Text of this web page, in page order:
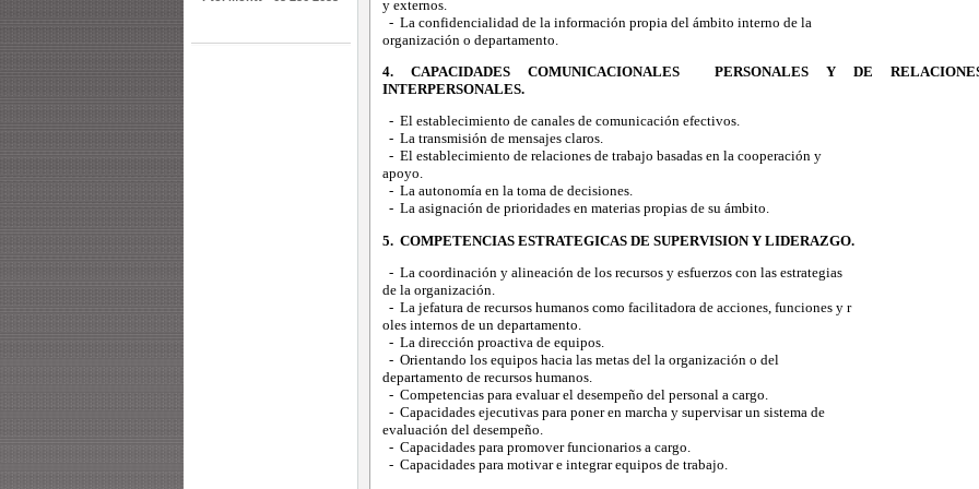
y externos.
- La confidencialidad de la información propia del ámbito interno de la
organización o departamento.
4. CAPACIDADES COMUNICACIONALES PERSONALES Y DE
INTERPERSONALES.
- El establecimiento de canales de comunicación efectivos.
- La transmisión de mensajes claros.
- El establecimiento de relaciones de trabajo basadas en la cooperación y
apoyo.
- La autonomía en la toma de decisiones.
- La asignación de prioridades en materias propias de su ámbito.
5. COMPETENCIAS ESTRATEGICAS DE SUPERVISION Y LIDERAZGO.
- La coordinación y alineación de los recursos y esfuerzos con las estrategias
de la organización.
- La jefatura de recursos humanos como facilitadora de acciones, funciones y r
oles internos de un departamento.
- La dirección proactiva de equipos.
- Orientando los equipos hacia las metas del la organización o del
departamento de recursos humanos.
- Competencias para evaluar el desempeño del personal a cargo.
- Capacidades ejecutivas para poner en marcha y supervisar un sistema de
evaluación del desempeño.
- Capacidades para promover funcionarios a cargo.
- Capacidades para motivar e integrar equipos de trabajo.